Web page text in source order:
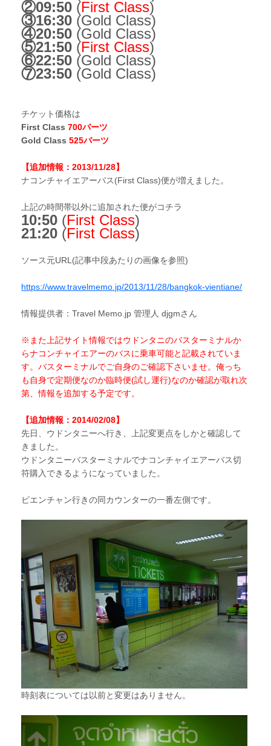
②09:50 (First Class)
③16:30 (Gold Class)
④20:50 (Gold Class)
⑤21:50 (First Class)
⑥22:50 (Gold Class)
⑦23:50 (Gold Class)
チケット価格は
First Class 700バーツ
Gold Class 525バーツ
【追加情報：2013/11/28】
ナコンチャイエアーバス(First Class)便が増えました。
上記の時間帯以外に追加された便がコチラ
10:50 (First Class)
21:20 (First Class)
ソース元URL(記事中段あたりの画像を参照)
https://www.travelmemo.jp/2013/11/28/bangkok-vientiane/
情報提供者：Travel Memo.jp 管理人 djgmさん
※また上記サイト情報ではウドンタニのバスターミナルか
らナコンチャイエアーのバスに乗車可能と記載されていま
す。バスターミナルでご自身のご確認下さいませ。俺っち
も自身で定期便なのか臨時便(試し運行)なのか確認が取れ次
第、情報を追加する予定です。
【追加情報：2014/02/08】
先日、ウドンタニーへ行き、上記変更点をしかと確認して
きました。
ウドンタニーバスターミナルでナコンチャイエアーバス切
符購入できるようになっていました。
ビエンチャン行きの同カウンターの一番左側です。
時刻表については以前と変更はありません。